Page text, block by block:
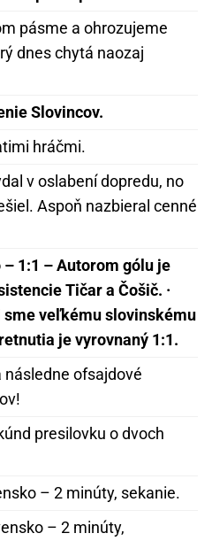
pásme a ohrozujeme
dnes chytá naozaj
Slovincov.
hráčmi.
v oslabení dopredu, no
Aspoň nazbieral cenné
– 1:1 – Autorom gólu je
Tičar a Čošič. ·
veľkému slovinskému
je vyrovnaný 1:1.
následne ofsajdové
presilovku o dvoch
– 2 minúty, sekanie.
– 2 minúty,